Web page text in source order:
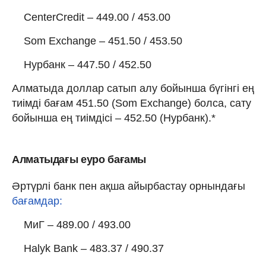
CenterCredit – 449.00 / 453.00
Som Exchange – 451.50 / 453.50
Нурбанк – 447.50 / 452.50
Алматыда доллар сатып алу бойынша бүгінгі ең
тиімді бағам 451.50 (Som Exchange) болса, сату
бойынша ең тиімдісі – 452.50 (Нурбанк).*
Алматыдағы еуро бағамы
Әртүрлі банк пен ақша айырбастау орнындағы
бағамдар:
МиГ – 489.00 / 493.00
Halyk Bank – 483.37 / 490.37